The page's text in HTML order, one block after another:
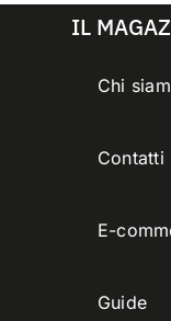
IL
Chi
Contatti
E-
Guide